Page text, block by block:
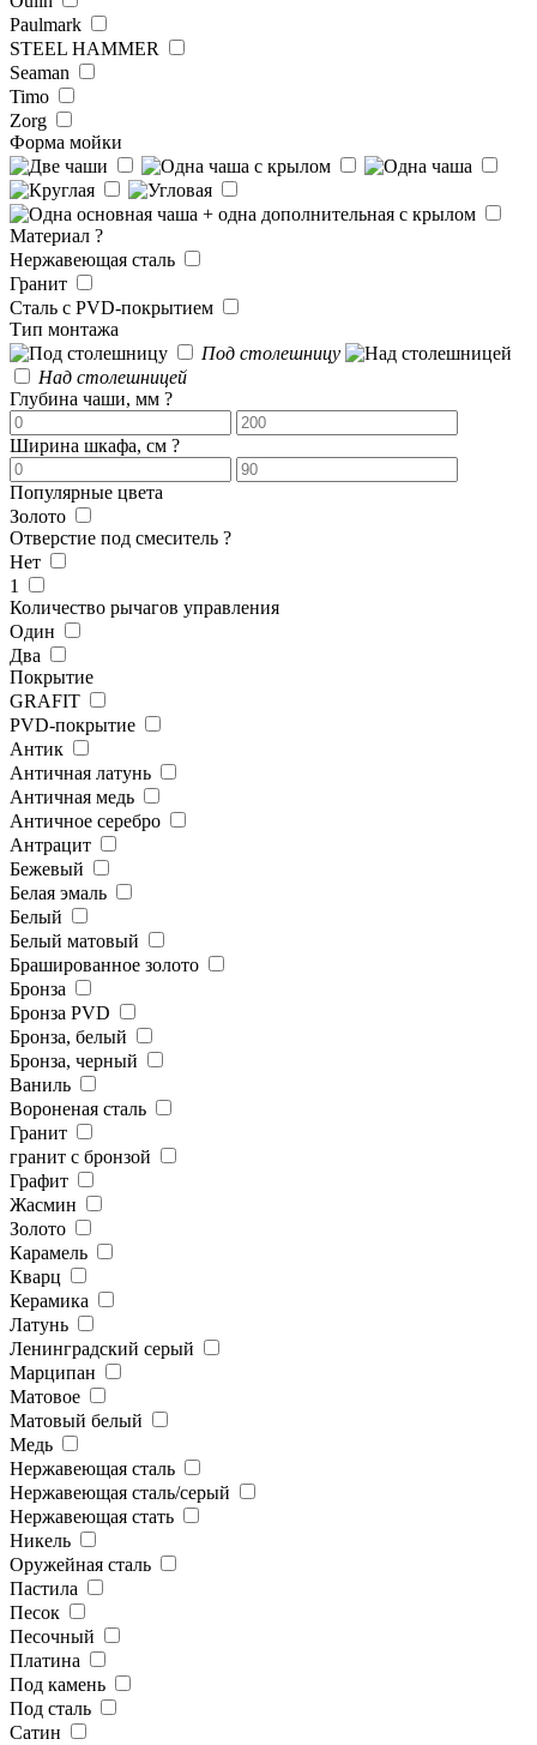
Paulmark
STEEL HAMMER
Seaman
Timo
Zorg
Форма мойки
Материал ?
Нержавеющая сталь
Гранит
Сталь с PVD-покрытием
Тип монтажа
Под столешницу
Над столешницей
Глубина чаши, мм ?
Ширина шкафа, см ?
Популярные цвета
Золото
Отверстие под смеситель ?
Нет
1
Количество рычагов управления
Один
Два
Покрытие
GRAFIT
PVD-покрытие
Антик
Античная латунь
Античная медь
Античное серебро
Антрацит
Бежевый
Белая эмаль
Белый
Белый матовый
Брашированное золото
Бронза
Бронза PVD
Бронза, белый
Бронза, черный
Ваниль
Вороненая сталь
Гранит
гранит с бронзой
Графит
Жасмин
Золото
Карамель
Кварц
Керамика
Латунь
Ленинградский серый
Марципан
Матовое
Матовый белый
Медь
Нержавеющая сталь
Нержавеющая сталь/серый
Нержавеющая стать
Никель
Оружейная сталь
Пастила
Песок
Песочный
Платина
Под камень
Под сталь
Сатин